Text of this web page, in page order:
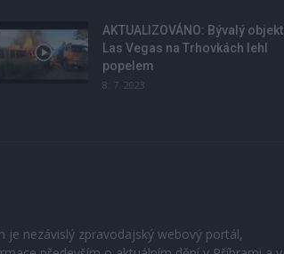
AKTUALIZOVÁNO: Bývalý objekt
Las Vegas na Trhovkách lehl
popelem
8. 7. 2023
je nezávislý zpravodajský webový portál,